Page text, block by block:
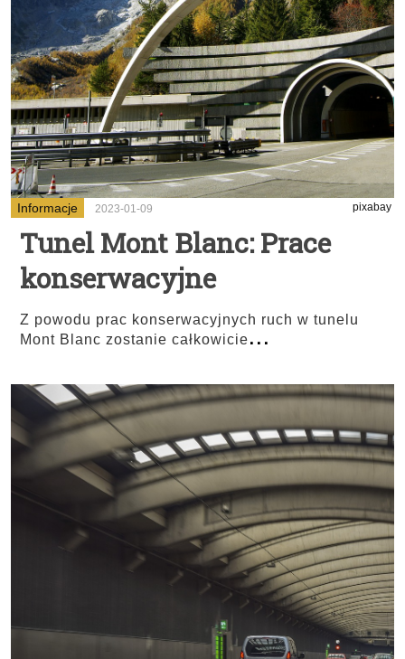
Informacje 2023-01-09 pixabay
Tunel Mont Blanc: Prace
konserwacyjne
Z powodu prac konserwacyjnych ruch w tunelu
Mont Blanc zostanie całkowicie...